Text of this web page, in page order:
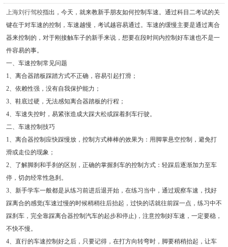
上海刘行驾校指出，今天，就来教新手朋友如何控制车速。通过科目二考试的关
键在于对车速的控制，车速越慢，考试越容易通过。车速的缓慢主要是通过离合
器来控制的，对于刚接触车子的新手来说，想要在段时间内控制好车速也不是一
件容易的事。
一、车速控制常见问题
1、离合器踏板踩踏方式不正确，容易引起打滑；
2、依赖性强，没有自我保护能力；
3、鞋底过硬，无法感知离合器踏板的行程；
4、车速失控时，易紧张造成大踩大松或踩着刹车行驶。
二、车速控制技巧
1、离合器控制应快踩慢放，控制方式棒棒的效果为：用脚掌悬空控制，避免打
滑或走位的现象；
2、了解脚刹和手刹的区别，正确的掌握刹车的控制方式：轻踩后逐渐加力至车
停，切勿经常性急刹。
3、新手学车一般都是从练习前进后退开始，在练习当中，通过观察车速，找好
踩离合的感觉(车速过慢的时候稍稍往后抬起，过快的话就往前踩一点，练习中不
踩刹车，完全靠踩离合器控制汽车的起步和停止)，注意控制好车速，一定要稳，
不快不慢。
4、直行的车速控制好之后，只要记得，在打方向转弯时，脚要稍稍抬起，让车